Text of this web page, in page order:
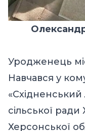
Уродженець
Навчався у
«Східненський
сільської
Херсонської